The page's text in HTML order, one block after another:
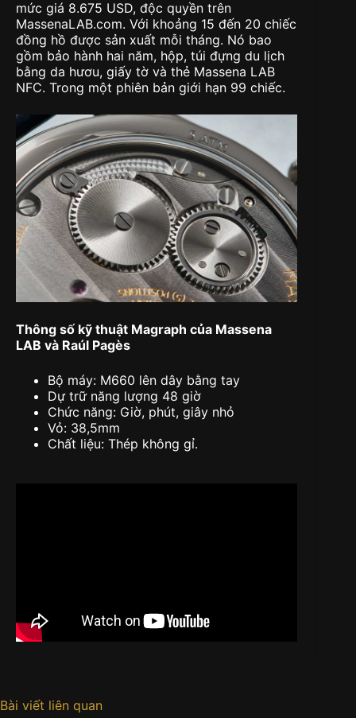
mức giá 8.675 USD, độc quyền trên
MassenaLAB.com. Với khoảng 15 đến 20 chiếc
đồng hồ được sản xuất mỗi tháng. Nó bao
gồm bảo hành hai năm, hộp, túi đựng du lịch
bằng da hươu, giấy tờ và thẻ Massena LAB
NFC. Trong một phiên bản giới hạn 99 chiếc.
Thông số kỹ thuật Magraph của Massena
LAB và Raúl Pagès
Bộ máy: M660 lên dây bằng tay
Dự trữ năng lượng 48 giờ
Chức năng: Giờ, phút, giây nhỏ
Vỏ: 38,5mm
Chất liệu: Thép không gỉ.
Bài viết liên quan